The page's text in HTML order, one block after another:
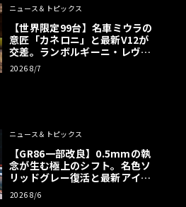
ニュース＆トピックス
【世界限定99台】名車ミウラの
意匠「カネロニ」と最新V12が
交差。ランボルギーニ・レヴエ
ルトに60周年記念車が登場
2026 8/7
ニュース＆トピックス
【GR86一部改良】0.5mmの執
念が生む極上のシフト。名色ソ
リッドグレー復活と最新アイサ
イトでFRの極みへ
2026 8/6